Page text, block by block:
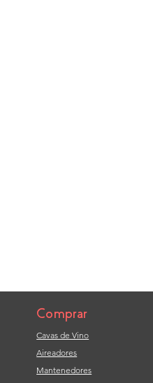
Comprar
Cavas de Vino
Aireadores
Mantenedores